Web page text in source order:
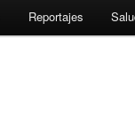
Reportajes